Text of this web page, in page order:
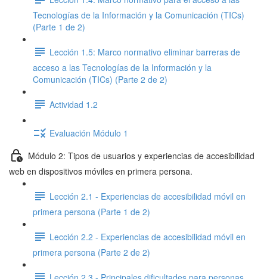
Tecnologías de la Información y la Comunicación (TICs)
(Parte 1 de 2)
Lección 1.5: Marco normativo eliminar barreras de
acceso a las Tecnologías de la Información y la
Comunicación (TICs) (Parte 2 de 2)
Actividad 1.2
Evaluación Módulo 1
Módulo 2: Tipos de usuarios y experiencias de accesibilidad
web en dispositivos móviles en primera persona.
Lección 2.1 - Experiencias de accesibilidad móvil en
primera persona (Parte 1 de 2)
Lección 2.2 - Experiencias de accesibilidad móvil en
primera persona (Parte 2 de 2)